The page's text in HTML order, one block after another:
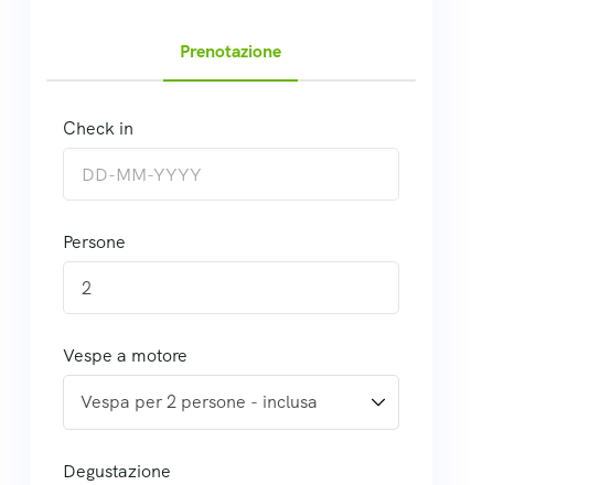
Prenotazione
Check in
Persone
2
Vespe a motore
Degustazione